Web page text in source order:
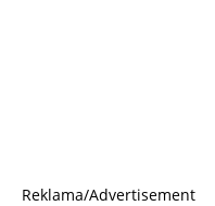
Reklama/Advertisement